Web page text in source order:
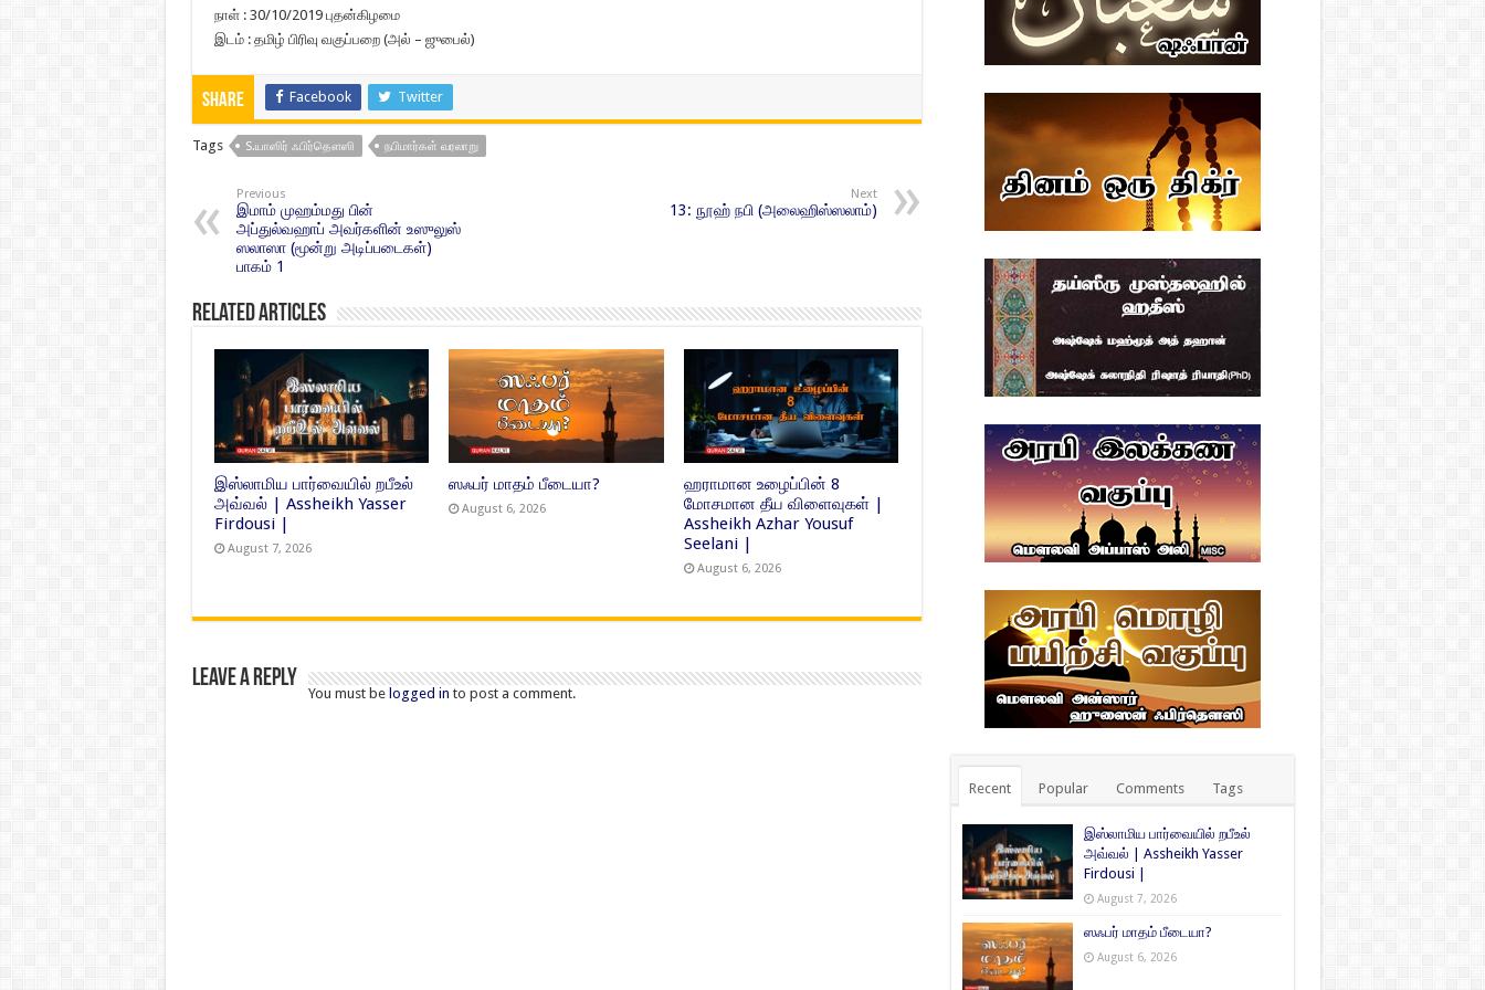
நாள் : 30/10/2019 புதன்கிழமை
இடம் : தமிழ் பிரிவு வகுப்பறை (அல் – ஜுபைல்)
Share Facebook Twitter
Tags S.யாஸிர் ஃபிர்தௌஸி நபிமார்கள் வரலாறு
Previous
இமாம் முஹம்மது பின்
அப்துல்வஹாப் அவர்களின் உஸுலுஸ்
ஸலாஸா (மூன்று அடிப்படைகள்)
பாகம் 1
Next
13: நூஹ் நபி (அலைஹிஸ்ஸலாம்)
Related Articles
இஸ்லாமிய பார்வையில் றபீஉல்
அவ்வல் | Assheikh Yasser
Firdousi |
August 7, 2026
ஸஃபர் மாதம் பீடையா?
August 6, 2026
ஹராமான உழைப்பின் 8
மோசமான தீய விளைவுகள் |
Assheikh Azhar Yousuf
Seelani |
August 6, 2026
Leave a Reply
You must be logged in to post a comment.
Recent Popular Comments Tags
இஸ்லாமிய பார்வையில் றபீஉல்
அவ்வல் | Assheikh Yasser
Firdousi |
August 7, 2026
ஸஃபர் மாதம் பீடையா?
August 6, 2026